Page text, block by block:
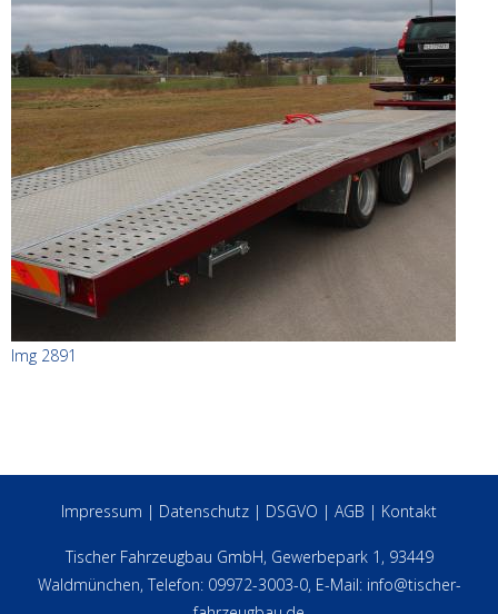
Img 2891
Impressum | Datenschutz | DSGVO | AGB | Kontakt
Tischer Fahrzeugbau GmbH, Gewerbepark 1, 93449
Waldmünchen, Telefon: 09972-3003-0, E-Mail: info@tischer-